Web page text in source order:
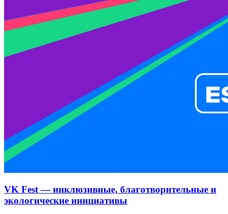
VK Fest — инклюзивные, благотворительные и
экологические инициативы